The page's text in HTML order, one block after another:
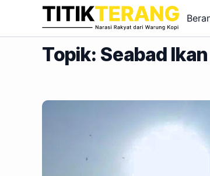
Lewati ke konten
Topik: Seabad